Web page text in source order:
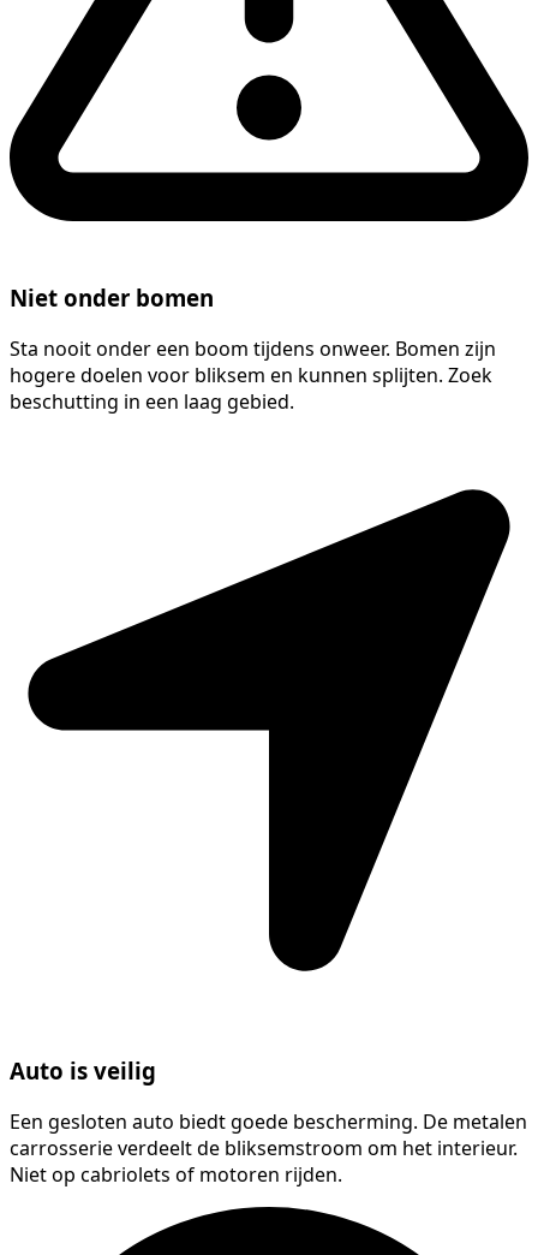
Niet onder bomen
Sta nooit onder een boom tijdens onweer. Bomen zijn
hogere doelen voor bliksem en kunnen splijten. Zoek
beschutting in een laag gebied.
Auto is veilig
Een gesloten auto biedt goede bescherming. De metalen
carrosserie verdeelt de bliksemstroom om het interieur.
Niet op cabriolets of motoren rijden.